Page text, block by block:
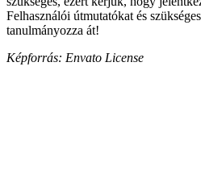
Felhasználói útmutatókat és
tanulmányozza át!
Képforrás: Envato License